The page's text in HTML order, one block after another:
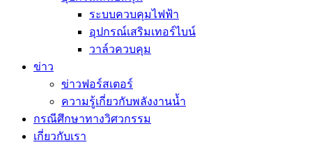
ระบบควบคุมไฟฟ้า
อุปกรณ์เสริมเทอร์ไบน์
วาล์วควบคุม
ข่าว
ข่าวฟอร์สเตอร์
ความรู้เกี่ยวกับพลังงานน้ำ
กรณีศึกษาทางวิศวกรรม
เกี่ยวกับเรา